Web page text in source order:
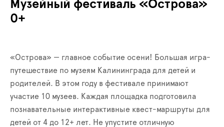
Музейный фестиваль «Острова»
0+
«Острова» — главное событие осени! Большая игра-
путешествие по музеям Калининграда для детей и
родителей. В этом году в фестивале принимают
участие 10 музеев. Каждая площадка подготовила
познавательные интерактивные квест-маршруты для
детей от 4 до 12+ лет. Не упустите отличную